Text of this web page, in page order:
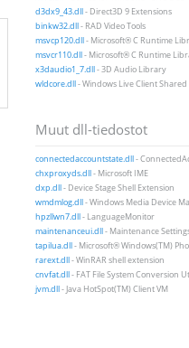
d3dx9_43.dll- Direct3D 9 Extensions
binkw32.dll- RAD Video Tools
msvcp120.dll- Microsoft® C Runtime
msvcr110.dll- Microsoft® C Runtime
x3daudio1_7.dll- 3D Audio Library
wldcore.dll- Windows Live Client
Muut dll-tiedostot
connectedaccountstate.dll-
chxproxyds.dll- Microsoft IME
dxp.dll- Device Stage Shell Extension
wmdmlog.dll- Windows Media Device
hpzllwn7.dll- LanguageMonitor
maintenanceui.dll- Maintenance
tapilua.dll- Microsoft® Windows(TM)
rarext.dll- WinRAR shell extension
cnvfat.dll- FAT File System Conversion
jvm.dll- Java HotSpot(TM) Client VM